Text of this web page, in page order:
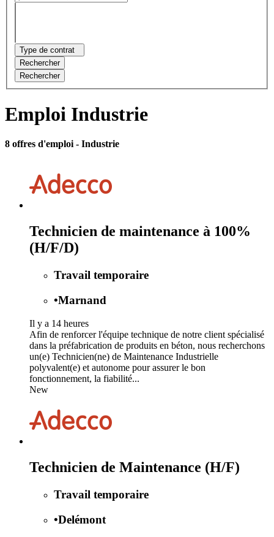
Type de contrat
Rechercher
Rechercher
Emploi Industrie
8 offres d'emploi - Industrie
Technicien de maintenance à 100%
(H/F/D)
Travail temporaire
•Marnand
Il y a 14 heures
Afin de renforcer l'équipe technique de notre client spécialisé
dans la préfabrication de produits en béton, nous recherchons
un(e) Technicien(ne) de Maintenance Industrielle
polyvalent(e) et autonome pour assurer le bon
fonctionnement, la fiabilité...
New
Technicien de Maintenance (H/F)
Travail temporaire
•Delémont